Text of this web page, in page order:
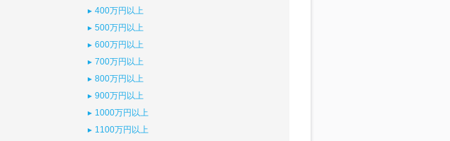
400万円以上
500万円以上
600万円以上
700万円以上
800万円以上
900万円以上
1000万円以上
1100万円以上